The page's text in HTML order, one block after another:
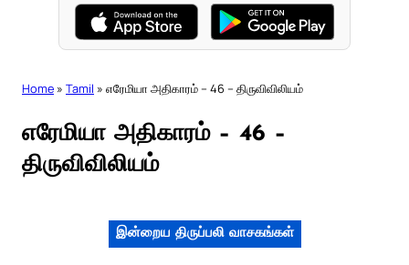
Home » Tamil » எரேமியா அதிகாரம் – 46 – திருவிவிலியம்
எரேமியா அதிகாரம் – 46 –
திருவிவிலியம்
இன்றைய திருப்பலி வாசகங்கள்